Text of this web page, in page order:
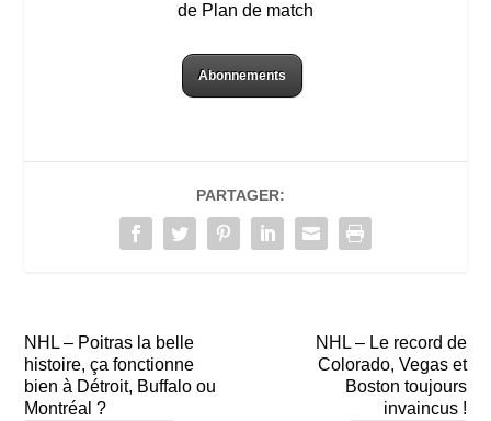
de Plan de match
Abonnements
PARTAGER:
NHL – Poitras la belle
histoire, ça fonctionne
bien à Détroit, Buffalo ou
Montréal ?
NHL – Le record de
Colorado, Vegas et
Boston toujours
invaincus !